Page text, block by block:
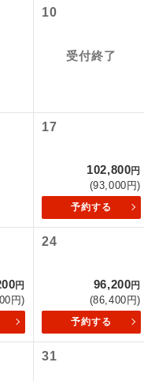
10
受付終了
17
102,800円
(93,000円)
予約する
円
円)
24
96,200円
(86,400円)
予約する
31
航空会社が
ご旅行の契約
ご予約方法
ウェブ限定コ
現地添
バスガイ
絶景
温
大浴
全食